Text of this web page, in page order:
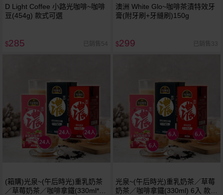
D Light Coffee 小路光咖啡~咖啡
豆(454g) 款式可選
$285 已銷售54
澳洲 White Glo~咖啡茶漬特效牙
膏(附牙刷+牙縫刷)150g
$299 已銷售33
(箱購)光泉~(午后時光)重乳奶茶
／草莓奶茶／咖啡拿鐵(330ml*24
光泉~(午后時光)重乳奶茶／草莓
奶茶／咖啡拿鐵(330ml) 6入 款式